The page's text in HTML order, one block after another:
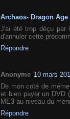
Archaos- Dragon Age
J'ai été trop déçu par
d'annuler cette
Répondre
Anonyme 10 mars
De mon coté de
et bien payer un DVD
ME3 au niveau du
Répondre